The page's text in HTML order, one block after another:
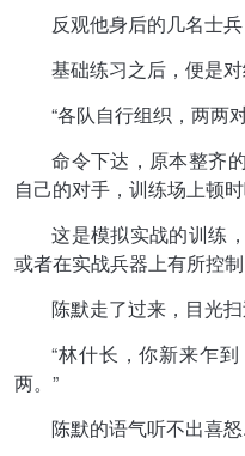
反观他身后的几名士
基础练习之后，便是对
“各队自行组织，两两
命令下达，原本整齐
自己的对手，训练场上顿
这是模拟实战的训练
或者在实战兵器上有所控
陈默走了过来，目光
“林什长，你新来乍
两。”
陈默的语气听不出喜怒.